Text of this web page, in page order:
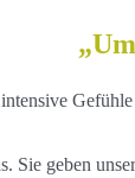
Sie geben